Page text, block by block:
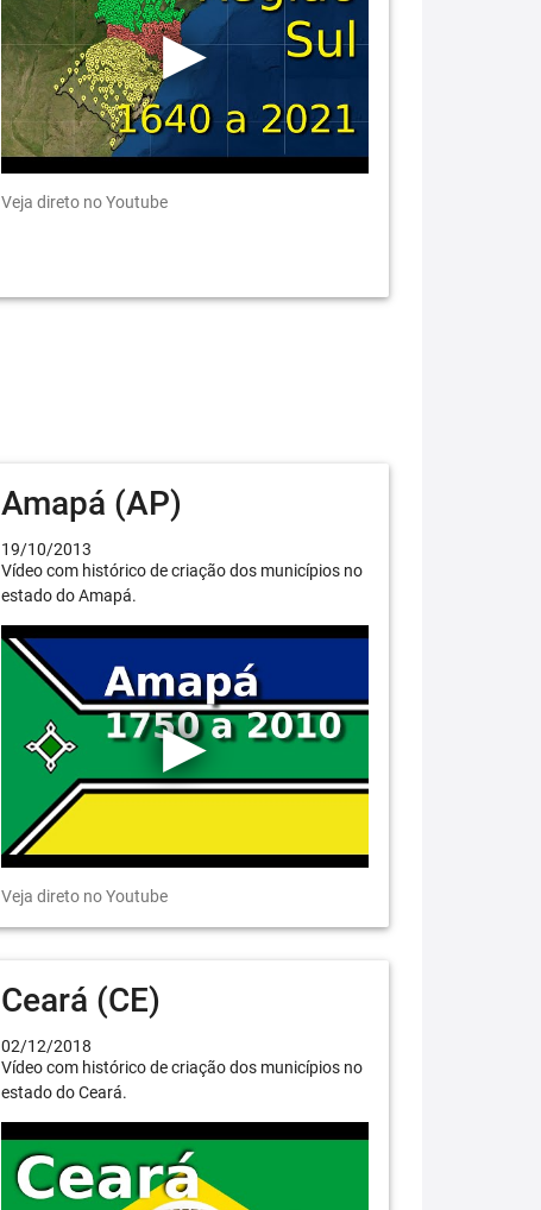
Veja direto no Youtube
Amapá (AP)
19/10/2013
Vídeo com histórico de criação dos municípios no
estado do Amapá.
Veja direto no Youtube
Ceará (CE)
02/12/2018
Vídeo com histórico de criação dos municípios no
estado do Ceará.